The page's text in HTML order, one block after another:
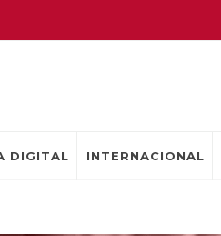
DIGITAL INTERNACIONAL